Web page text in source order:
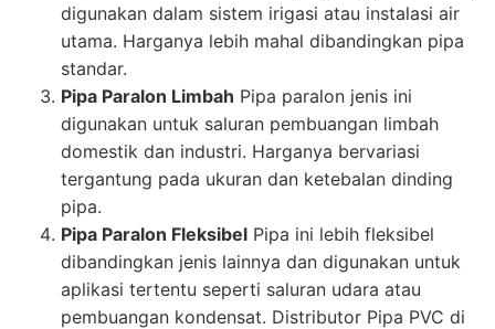
digunakan dalam sistem irigasi atau instalasi air
utama. Harganya lebih mahal dibandingkan pipa
standar.
Pipa Paralon Limbah Pipa paralon jenis ini
digunakan untuk saluran pembuangan limbah
domestik dan industri. Harganya bervariasi
tergantung pada ukuran dan ketebalan dinding
pipa.
Pipa Paralon Fleksibel Pipa ini lebih fleksibel
dibandingkan jenis lainnya dan digunakan untuk
aplikasi tertentu seperti saluran udara atau
pembuangan kondensat. Distributor Pipa PVC di